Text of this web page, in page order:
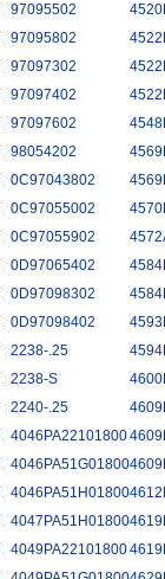
97095502
97095802
97097302
97097402
97097602
98054202
0C97043802
0C97055002
0C97055902
0D97065402
0D97098302
0D97098402
2238-.25
2238-S
2240-.25
4046PA22101800
4046PA51G01800
4046PA51H01800
4047PA51H01800
4049PA22101800